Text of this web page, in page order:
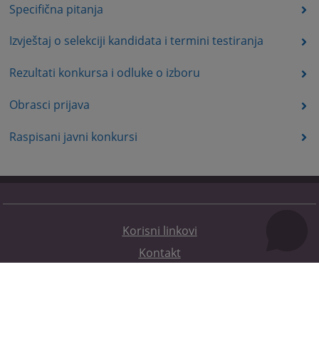
Specifična pitanja
Izvještaj o selekciji kandidata i termini testiranja
Rezultati konkursa i odluke o izboru
Obrasci prijava
Raspisani javni konkursi
Korisni linkovi
Kontakt